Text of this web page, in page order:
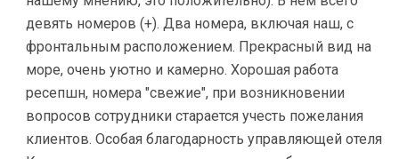
девять номеров (+). Два номера, включая наш, с
фронтальным расположением. Прекрасный вид на
море, очень уютно и камерно. Хорошая работа
ресепшн, номера "свежие", при возникновении
вопросов сотрудники старается учесть пожелания
клиентов. Особая благодарность управляющей отеля